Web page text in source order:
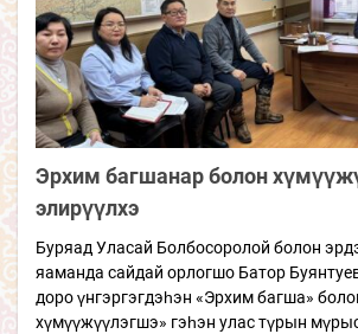
Эрхим багшанар болон
элирүүлхэ
Буряад Уласай Болбосоролой болон
яаманда сайдай орлогшо Батор
доро үнгэргэгдэһэн «Эрхим багша»
хүмүүжүүлэгшэ» гэһэн улас түрын